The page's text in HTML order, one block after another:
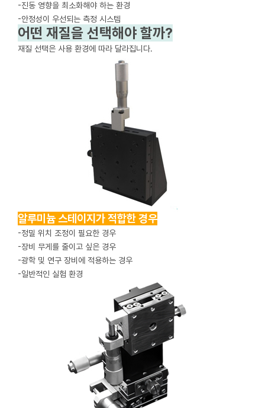
-진동 영향을 최소화해야 하는 환경
-안정성이 우선되는 측정 시스템
어떤 재질을 선택해야 할까?
재질 선택은 사용 환경에 따라 달라집니다.
알루미늄 스테이지가 적합한 경우
-정밀 위치 조정이 필요한 경우
-장비 무게를 줄이고 싶은 경우
-광학 및 연구 장비에 적용하는 경우
-일반적인 실험 환경